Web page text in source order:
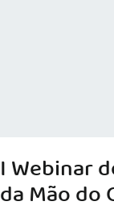
I Webinar
da Mão do